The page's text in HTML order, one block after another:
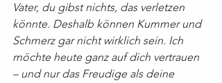
Vater, du gibst nichts, das verletzen
könnte. Deshalb können Kummer und
Schmerz gar nicht wirklich sein. Ich
möchte heute ganz auf dich vertrauen
– und nur das Freudige als deine